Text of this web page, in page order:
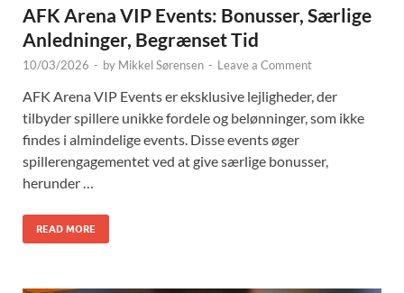
AFK Arena VIP Events: Bonusser, Særlige
Anledninger, Begrænset Tid
10/03/2026 - by Mikkel Sørensen - Leave a Comment
AFK Arena VIP Events er eksklusive lejligheder, der
tilbyder spillere unikke fordele og belønninger, som ikke
findes i almindelige events. Disse events øger
spillerengagementet ved at give særlige bonusser,
herunder …
READ MORE